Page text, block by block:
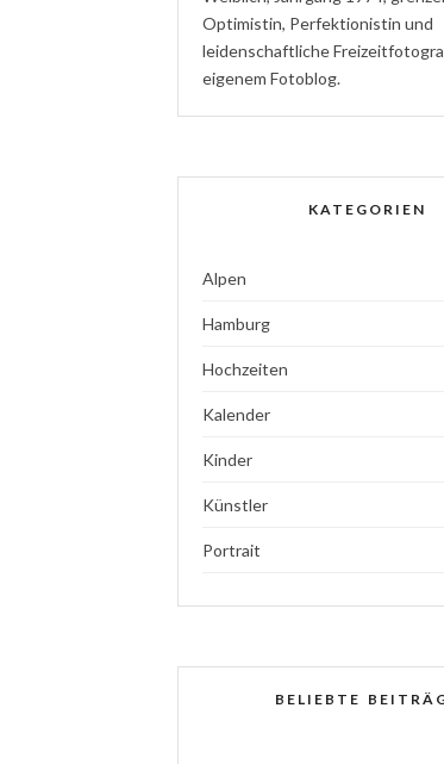
Optimistin, Perfektionistin und
leidenschaftliche
eigenem Fotoblog.
KATEGORIEN
Alpen
Hamburg
Hochzeiten
Kalender
Kinder
Künstler
Portrait
BELIEBTE